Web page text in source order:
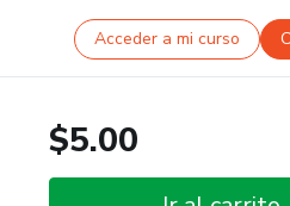
Acceder a mi curso
$5.00